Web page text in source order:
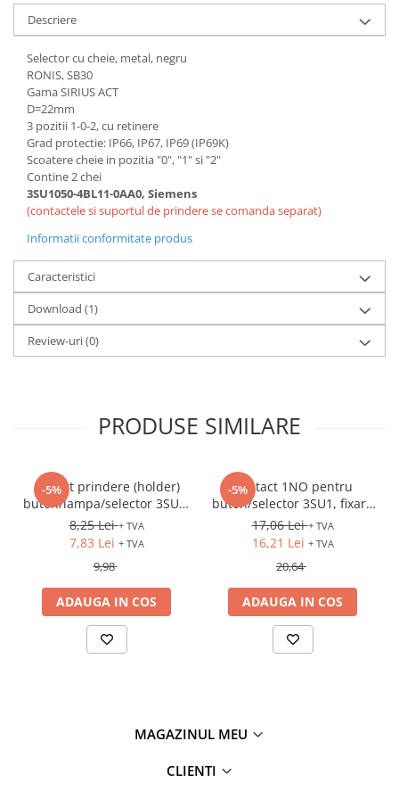
Controlere pentru automatizari
Switch-uri si comunicatii
Convertizoare frecvenţă
Invertoare (Convertizoare)
Accesorii convertizoare frecventa
Senzori
Cabluri senzori
Senzori inductivi
Senzori optici
Senzori presiune
Senzori temperatura
Întrerupt. autom. compacte
max.1600A
Intreruptoare automate compacte
Fuzibili tip D0
Fuzibili tip MPR
Separatoare si socluri fuzibili
Limitatoare pozitie mecanice
Descriere
Selector cu cheie, metal, negru
RONIS, SB30
Gama SIRIUS ACT
D=22mm
3 pozitii 1-0-2, cu retinere
Grad protectie: IP66, IP67, IP69 (IP69K)
Scoatere cheie in pozitia "0", "1" si "2"
Contine 2 chei
3SU1050-4BL11-0AA0, Siemens
(contactele si suportul de prindere se comanda separat)
Informatii conformitate produs
Caracteristici
Download (1)
Review-uri(0)
PRODUSE SIMILARE
-5%
Suport prindere (holder)
buton/lampa/selector 3SU1,
plastic, 3 module
8,25 Lei+ TVA
7,83 Lei + TVA
9,98
ADAUGA IN COS
-5%
Contact 1NO pentru
buton/selector 3SU1, fixare
frontala
17,06 Lei+ TVA
16,21 Lei + TVA
20,64
ADAUGA IN COS
MAGAZINUL MEU
CLIENTI